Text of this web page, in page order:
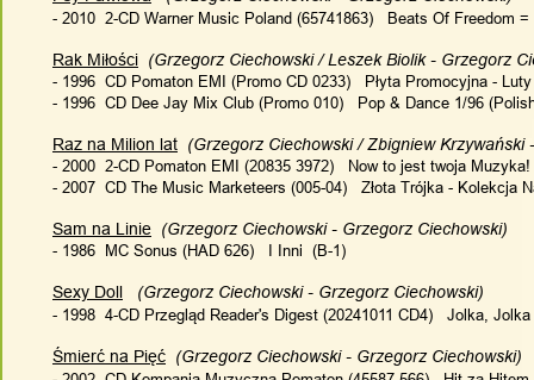
- 2010  2-CD Warner Music Poland (65741863)   Beats Of Freedom
Rak Miłości
(Grzegorz Ciechowski / Leszek Biolik - Grzegorz
- 1996  CD Pomaton EMI (Promo CD 0233)   Płyta Promocyjna -
- 1996  CD Dee Jay Mix Club (Promo 010)   Pop & Dance 1/96
Raz na Milion lat
(Grzegorz Ciechowski / Zbigniew Krzywański
- 2000  2-CD Pomaton EMI (20835 3972)   Now to jest twoja Muzyka!
- 2007  CD The Music Marketeers (005-04)   Złota Trójka - Kolekcja
Sam na Linie
  (Grzegorz Ciechowski - Grzegorz Ciechowski)
- 1986  MC Sonus (HAD 626)   I Inni  (B-1)
Sexy Doll
   (Grzegorz Ciechowski - Grzegorz Ciechowski)
- 1998  4-CD Przegląd Reader's Digest (20241011 CD4)   Jolka,
Śmierć na Pięć
  (Grzegorz Ciechowski - Grzegorz Ciechowski)